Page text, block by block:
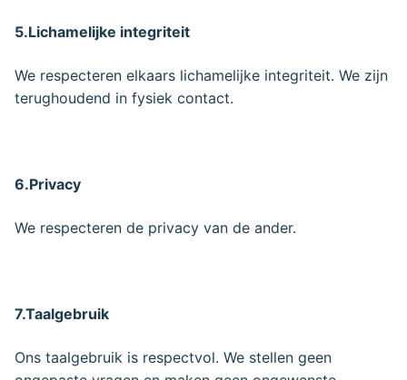
5.Lichamelijke integriteit
We respecteren elkaars lichamelijke integriteit. We zijn
terughoudend in fysiek contact.
6.Privacy
We respecteren de privacy van de ander.
7.Taalgebruik
Ons taalgebruik is respectvol. We stellen geen